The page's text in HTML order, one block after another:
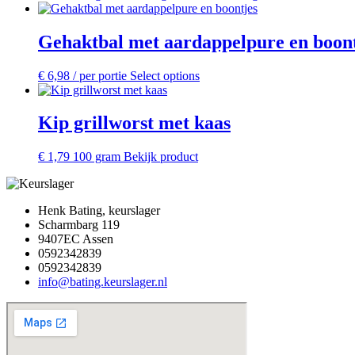
Gehaktbal met aardappelpure en
€ 6,98 / per portie Select options
Kip grillworst met kaas
€ 1,79 100 gram Bekijk product
Henk Bating, keurslager
Scharmbarg 119
9407EC Assen
0592342839
0592342839
info@bating.keurslager.nl